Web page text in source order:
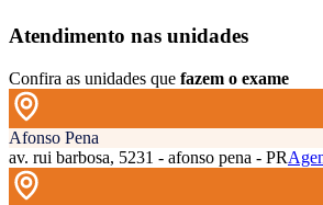
Atendimento nas unidades
Confira as unidades que fazem o exame
Afonso Pena
av. rui barbosa, 5231 - afonso pena - PR